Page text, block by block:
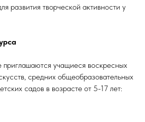
развития творческой активности у
приглашаются учащиеся воскресных
средних общеобразовательных
садов в возрасте от 5-17 лет: